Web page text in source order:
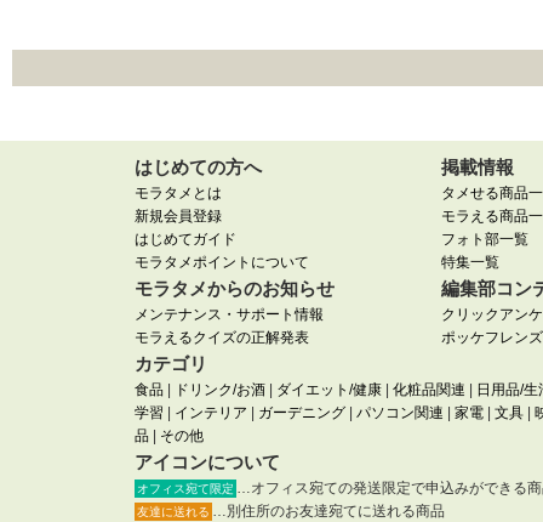
はじめての方へ
モラタメとは
新規会員登録
はじめてガイド
モラタメポイントについて
掲載情報
タメせる商品
モラえる商品
フォト部一覧
特集一覧
モラタメからのお知らせ
メンテナンス・サポート情報
モラえるクイズの正解発表
編集部コン
クリックアン
ポッケフレンズ
カテゴリ
食品 | ドリンク/お酒 | ダイエット/健康 | 化粧品関連 | 日用品/生
学習 | インテリア | ガーデニング | パソコン関連 | 家電 | 文具 |
品 | その他
アイコンについて
オフィス宛て限定 …オフィス宛ての発送限定で申込みができる
友達に送れる …別住所のお友達宛てに送れる商品